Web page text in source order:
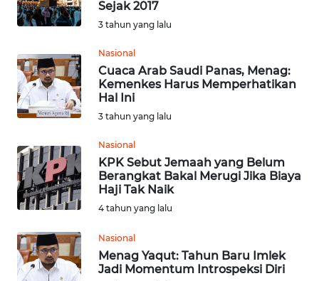
Sejak 2017
3 tahun yang lalu
Nasional
Cuaca Arab Saudi Panas, Menag:
Kemenkes Harus Memperhatikan
Hal Ini
3 tahun yang lalu
Nasional
KPK Sebut Jemaah yang Belum
Berangkat Bakal Merugi Jika Biaya
Haji Tak Naik
4 tahun yang lalu
Nasional
Menag Yaqut: Tahun Baru Imlek
Jadi Momentum Introspeksi Diri
KALTENG
KALTARA
WN
KALSEL
WN
KALTIM
WN
WN
GORONTALO